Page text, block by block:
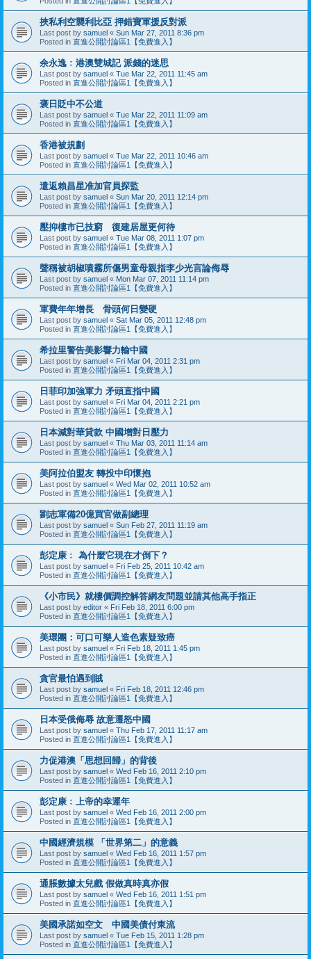
挾私利空襲利比亞 押錯寶軍援反對派
Last post by samuel « Sun Mar 27, 2011 8:36 pm
Posted in 直進公開討論區1【免費進入】
余永逸﹕港澳雙城記 派錢的迷思
Last post by samuel « Tue Mar 22, 2011 11:45 am
Posted in 直進公開討論區1【免費進入】
褒日貶中不公道
Last post by samuel « Tue Mar 22, 2011 11:09 am
Posted in 直進公開討論區1【免費進入】
香港被規劃
Last post by samuel « Tue Mar 22, 2011 10:46 am
Posted in 直進公開討論區1【免費進入】
遣返賴昌星准加官員探監
Last post by samuel « Sun Mar 20, 2011 12:14 pm
Posted in 直進公開討論區1【免費進入】
壓抑樓市已技窮 復建居屋更何待
Last post by samuel « Tue Mar 08, 2011 1:07 pm
Posted in 直進公開討論區1【免費進入】
聲稱被胡椒噴霧所傷男童母親指李少光言論侮辱
Last post by samuel « Mon Mar 07, 2011 11:14 pm
Posted in 直進公開討論區1【免費進入】
軍費年年增長 骨頭何日變硬
Last post by samuel « Sat Mar 05, 2011 12:48 pm
Posted in 直進公開討論區1【免費進入】
希拉里警告美影響力輸中國
Last post by samuel « Fri Mar 04, 2011 2:31 pm
Posted in 直進公開討論區1【免費進入】
日菲印加強軍力 矛頭直指中國
Last post by samuel « Fri Mar 04, 2011 2:21 pm
Posted in 直進公開討論區1【免費進入】
日本減對華貸款 中國增對日壓力
Last post by samuel « Thu Mar 03, 2011 11:14 am
Posted in 直進公開討論區1【免費進入】
美阿拉伯盟友 轉投中印懷抱
Last post by samuel « Wed Mar 02, 2011 10:52 am
Posted in 直進公開討論區1【免費進入】
劉志軍備20億買官做副總理
Last post by samuel « Sun Feb 27, 2011 11:19 am
Posted in 直進公開討論區1【免費進入】
彭定康﹕ 為什麼它現在才倒下？
Last post by samuel « Fri Feb 25, 2011 10:42 am
Posted in 直進公開討論區1【免費進入】
《小市民》就樓價調控解答網友問題並請其他高手指正
Last post by editor « Fri Feb 18, 2011 6:00 pm
Posted in 直進公開討論區1【免費進入】
美環團：可口可樂人造色素疑致癌
Last post by samuel « Fri Feb 18, 2011 1:45 pm
Posted in 直進公開討論區1【免費進入】
貪官最怕遇到賊
Last post by samuel « Fri Feb 18, 2011 12:46 pm
Posted in 直進公開討論區1【免費進入】
日本受俄侮辱 故意遷怒中國
Last post by samuel « Thu Feb 17, 2011 11:17 am
Posted in 直進公開討論區1【免費進入】
力促港澳「思想回歸」的背後
Last post by samuel « Wed Feb 16, 2011 2:10 pm
Posted in 直進公開討論區1【免費進入】
彭定康﹕上帝的幸運年
Last post by samuel « Wed Feb 16, 2011 2:00 pm
Posted in 直進公開討論區1【免費進入】
中國經濟規模 「世界第二」的意義
Last post by samuel « Wed Feb 16, 2011 1:57 pm
Posted in 直進公開討論區1【免費進入】
通脹數據太兒戲 假做真時真亦假
Last post by samuel « Wed Feb 16, 2011 1:51 pm
Posted in 直進公開討論區1【免費進入】
美國承諾如空文 中國美債付東流
Last post by samuel « Tue Feb 15, 2011 1:28 pm
Posted in 直進公開討論區1【免費進入】